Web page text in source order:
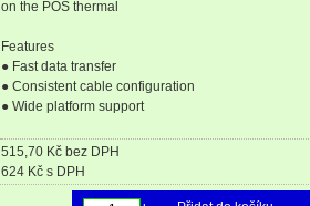
on the POS thermal
Features
● Fast data transfer
● Consistent cable configuration
● Wide platform support
515,70 Kč bez DPH
624 Kč s DPH